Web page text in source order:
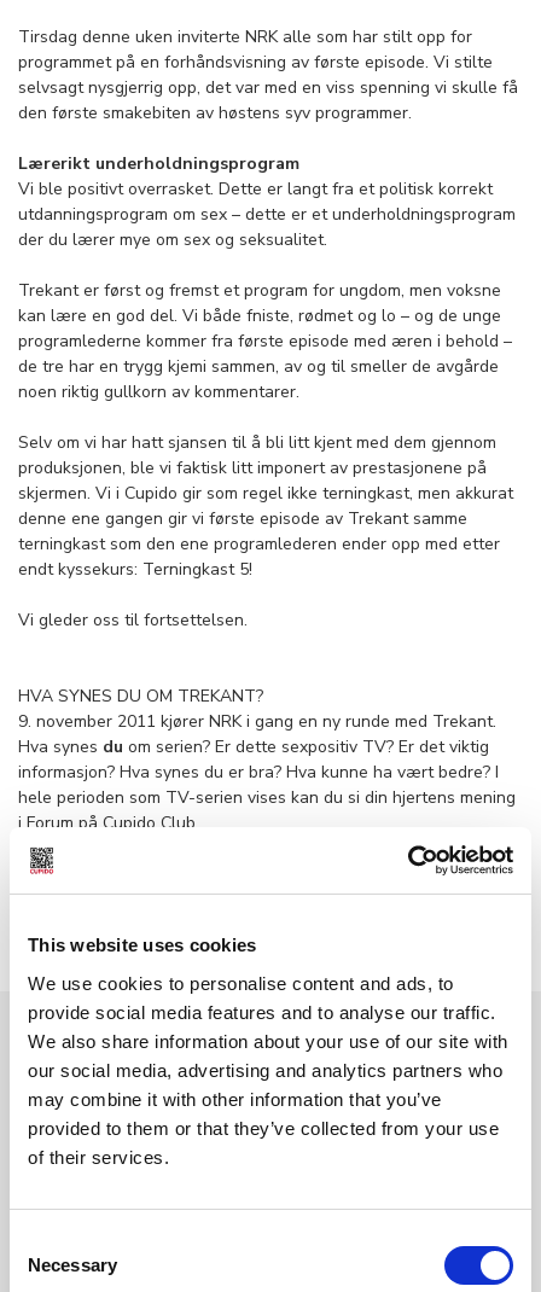
This website uses cookies
We use cookies to personalise content and ads, to
provide social media features and to analyse our traffic.
We also share information about your use of our site with
our social media, advertising and analytics partners who
may combine it with other information that you’ve
provided to them or that they’ve collected from your use
of their services.
Selection
Necessary
Tirsdag denne uken inviterte NRK alle som har stilt opp for
programmet på en forhåndsvisning av første episode. Vi stilte
selvsagt nysgjerrig opp, det var med en viss spenning vi skulle få
den første smakebiten av høstens syv programmer.
Lærerikt underholdningsprogram
Vi ble positivt overrasket. Dette er langt fra et politisk korrekt
utdanningsprogram om sex – dette er et underholdningsprogram
der du lærer mye om sex og seksualitet.
Trekant er først og fremst et program for ungdom, men voksne
kan lære en god del. Vi både fniste, rødmet og lo – og de unge
programlederne kommer fra første episode med æren i behold –
de tre har en trygg kjemi sammen, av og til smeller de avgårde
noen riktig gullkorn av kommentarer.
Selv om vi har hatt sjansen til å bli litt kjent med dem gjennom
produksjonen, ble vi faktisk litt imponert av prestasjonene på
skjermen. Vi i Cupido gir som regel ikke terningkast, men akkurat
denne ene gangen gir vi første episode av Trekant samme
terningkast som den ene programlederen ender opp med etter
endt kyssekurs: Terningkast 5!
Vi gleder oss til fortsettelsen.
HVA SYNES DU OM TREKANT?
9. november 2011 kjører NRK i gang en ny runde med Trekant.
Hva synes du om serien? Er dette sexpositiv TV? Er det viktig
informasjon? Hva synes du er bra? Hva kunne ha vært bedre? I
hele perioden som TV-serien vises kan du si din hjertens mening
i Forum på Cupido Club.
Les også
Historisk orgasme på NRK